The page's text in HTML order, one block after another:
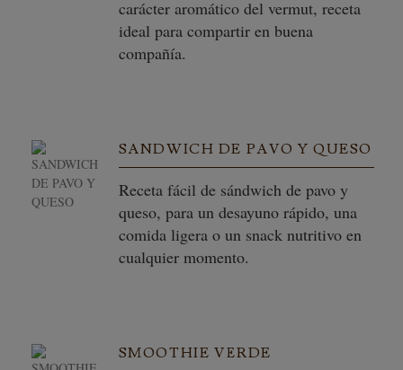
carácter aromático del vermut, receta
ideal para compartir en buena
compañía.
SANDWICH DE PAVO Y QUESO
Receta fácil de sándwich de pavo y
queso, para un desayuno rápido, una
comida ligera o un snack nutritivo en
cualquier momento.
SMOOTHIE VERDE